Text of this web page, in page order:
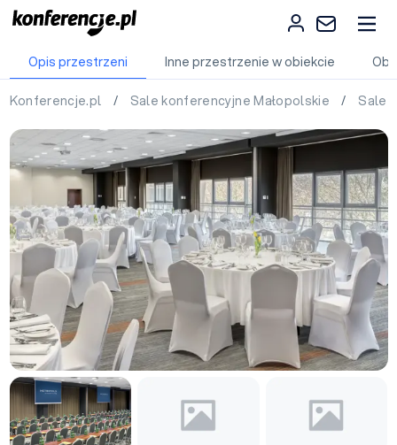
Opis przestrzeni Inne przestrzenie w obiekcie
Konferencje.pl / Sale konferencyjne Małopolskie / Sale